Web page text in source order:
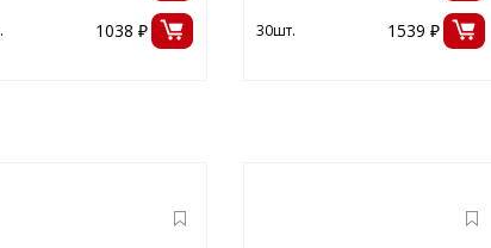
1038 ₽ 30шт. 1539 ₽